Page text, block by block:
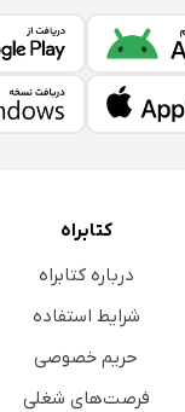
کتابراه
درباره کتابراه
شرایط استفاده
حریم خصوصی
فرصت‌های شغلی